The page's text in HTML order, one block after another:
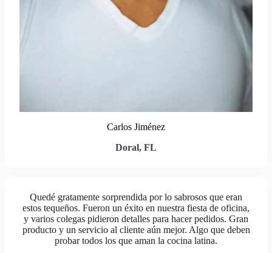
Carlos Jiménez
Doral, FL
Quedé gratamente sorprendida por lo sabrosos que eran
estos tequeños. Fueron un éxito en nuestra fiesta de oficina,
y varios colegas pidieron detalles para hacer pedidos. Gran
producto y un servicio al cliente aún mejor. Algo que deben
probar todos los que aman la cocina latina.